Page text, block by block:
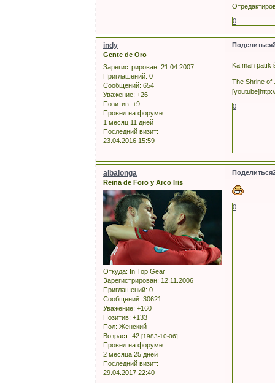
0
Поделиться
indy
Gente de Oro
Зарегистрирован: 21.04.2007
Приглашений: 0
Сообщений: 654
Уважение: +26
Позитив: +9
Провел на форуме:
1 месяц 11 дней
Последний визит:
23.04.2016 15:59
Kā man patīk
The Shrine of
0
Поделиться
albalonga
Reina de Foro y Arco Iris
Откуда: In Top Gear
Зарегистрирован: 12.11.2006
Приглашений: 0
Сообщений: 30621
Уважение: +160
Позитив: +133
Пол: Женский
Возраст: 42 [1983-10-06]
Провел на форуме:
2 месяца 25 дней
Последний визит:
29.04.2017 22:40
0